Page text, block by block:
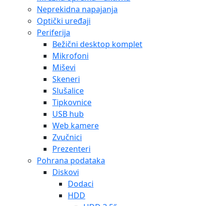
Neprekidna napajanja
Optički uređaji
Periferija
Bežični desktop komplet
Mikrofoni
Miševi
Skeneri
Slušalice
Tipkovnice
USB hub
Web kamere
Zvučnici
Prezenteri
Pohrana podataka
Diskovi
Dodaci
HDD